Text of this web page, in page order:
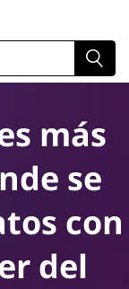
más
se
con
del